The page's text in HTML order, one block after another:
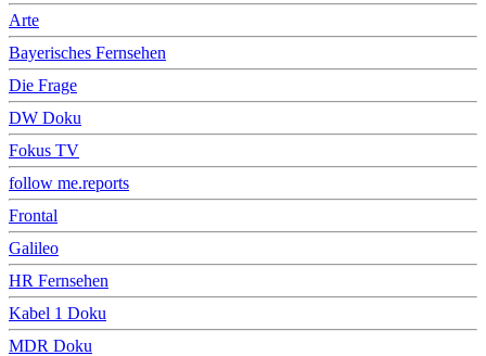
Arte
Bayerisches Fernsehen
Die Frage
DW Doku
Fokus TV
follow me.reports
Frontal
Galileo
HR Fernsehen
Kabel 1 Doku
MDR Doku